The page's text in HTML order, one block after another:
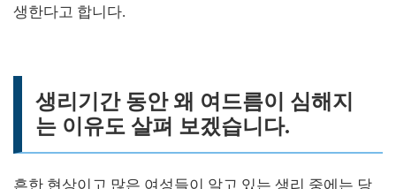
생한다고 합니다.
생리기간 동안 왜 여드름이 심해지
는 이유도 살펴 보겠습니다.
흔한 현상이고 많은 여성들이 알고 있는 생리 중에는 당